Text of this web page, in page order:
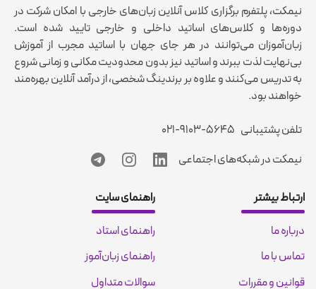
نیمکت، پلتفرم برگزاری کلاس آنلاین زبان‌های خارجی با امکان شرکت در
دوره‌ها و کلاس‌های اساتید داخلی و خارجی تایید شده است.
زبان‌آموزان می‌توانند در هر جای جهان با اساتید مجرب از آموزش
بی‌نهایت لذت ببرند و اساتید نیز بدون محدودیت مکانی و زمانی شروع
به تدریس می‌کنند و علاوه بر برندینگ شخصی، از درآمد آنلاین بهره‌مند
خواهند بود.
تلفن پشتیبانی ۰۲۱-۹۱۰۳-۵۶۴۵
نیمکت در شبکه‌های اجتماعی
ارتباط بیشتر
درباره ما
تماس با ما
قوانین و مقررات
راهنمای سایت
راهنمای استاد
راهنمای زبان‌آموز
سوالات متداول